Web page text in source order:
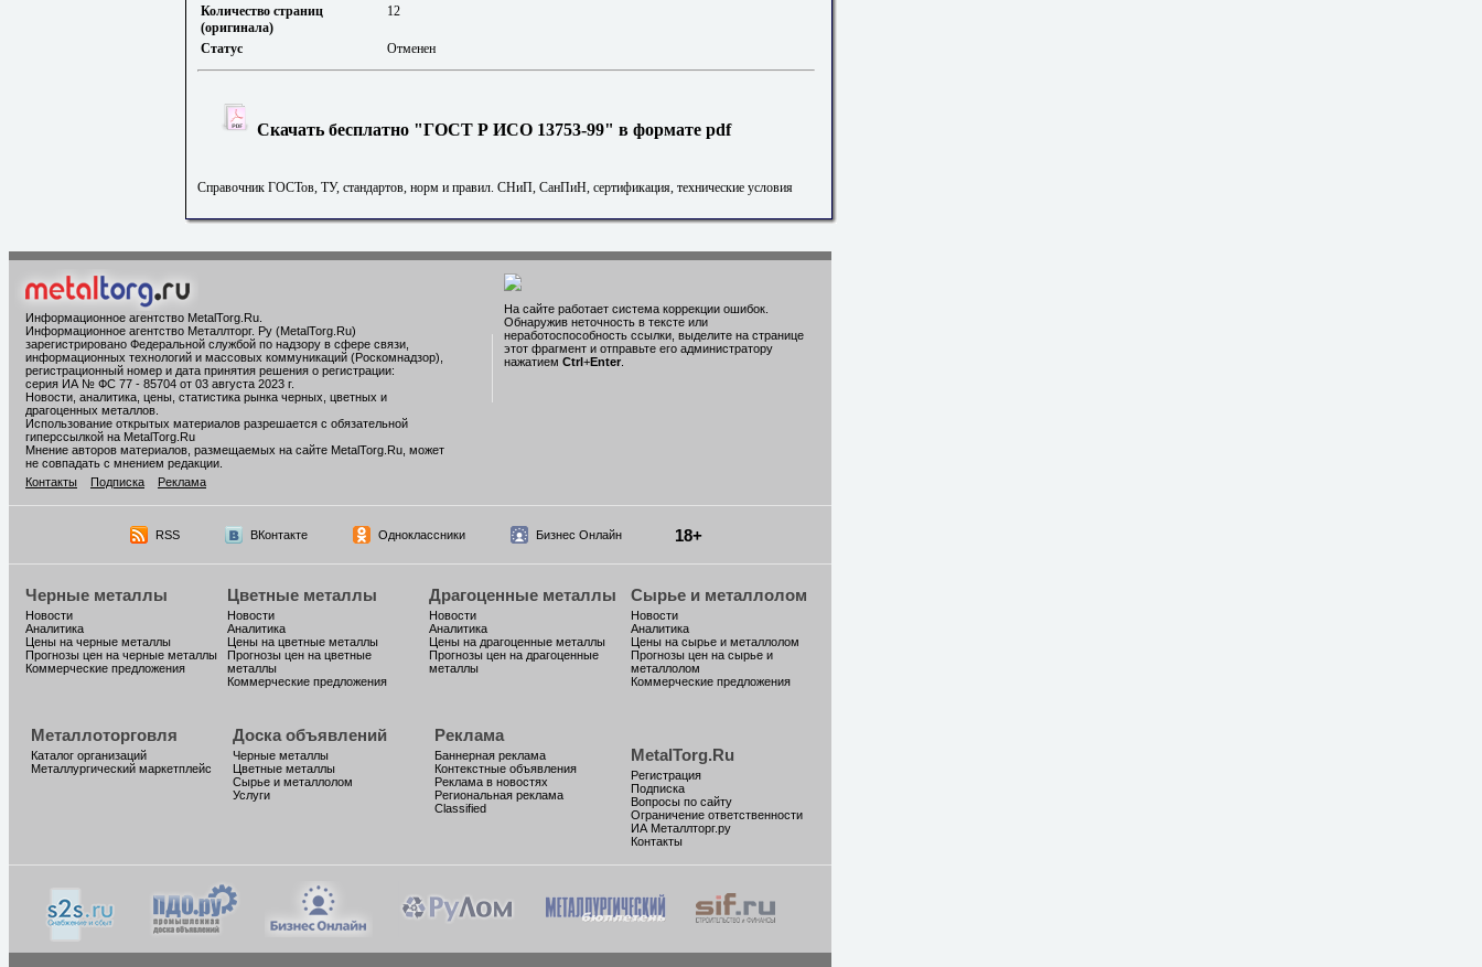
Количество страниц
(оригинала)
12
Статус Отменен
Скачать бесплатно "ГОСТ Р ИСО 13753-99" в формате pdf
Справочник ГОСТов, ТУ, стандартов, норм и правил. СНиП, СанПиН, сертификация, технические условия
Информационное агентство MetalTorg.Ru
Информационное агентство Металлторг. Ру (MetalTorg.Ru)
зарегистрировано Федеральной службой по надзору в сфере связи,
информационных технологий и массовых коммуникаций (Роскомнадзор),
регистрационный номер и дата принятия решения о регистрации:
серия ИА № ФС 77 - 85704 от 03 августа 2023 г.
Новости, аналитика, цены, статистика рынка черных, цветных и
драгоценных металлов.
Использование открытых материалов разрешается с обязательной
гиперссылкой на MetalTorg.Ru
Мнение авторов материалов, размещаемых на сайте MetalTorg.Ru, может
не совпадать с мнением редакции.
Контакты
Подписка Реклама
На сайте работает система коррекции ошибок.
Обнаружив неточность в тексте или
неработоспособность ссылки, выделите на странице
этот фрагмент и отправьте его администратору
нажатием Ctrl+Enter
RSS ВКонтакте Одноклассники Бизнес Онлайн 18+
Черные металлы
Новости
Аналитика
Цены на черные металлы
Прогнозы цен на черные металлы
Коммерческие предложения
Цветные металлы
Новости
Аналитика
Цены на цветные металлы
Прогнозы цен на цветные
металлы
Коммерческие предложения
Драгоценные металлы
Новости
Аналитика
Цены на драгоценные металлы
Прогнозы цен на драгоценные
металлы
Сырье и металлолом
Новости
Аналитика
Цены на сырье и металлолом
Прогнозы цен на сырье и
металлолом
Коммерческие предложения
Металлоторговля
Каталог организаций
Металлургический маркетплейс
Доска объявлений
Черные металлы
Цветные металлы
Сырье и металлолом
Услуги
Реклама
Баннерная реклама
Контекстные объявления
Реклама в новостях
Региональная реклама
Classified
MetalTorg.Ru
Регистрация
Подписка
Вопросы по сайту
Ограничение ответственности
ИА Металлторг.ру
Контакты